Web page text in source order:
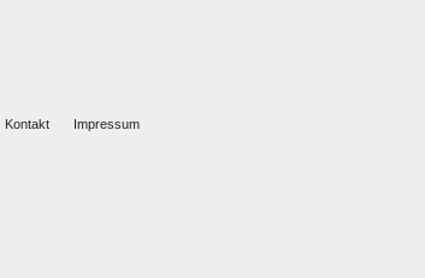
Impressum
Kontakt